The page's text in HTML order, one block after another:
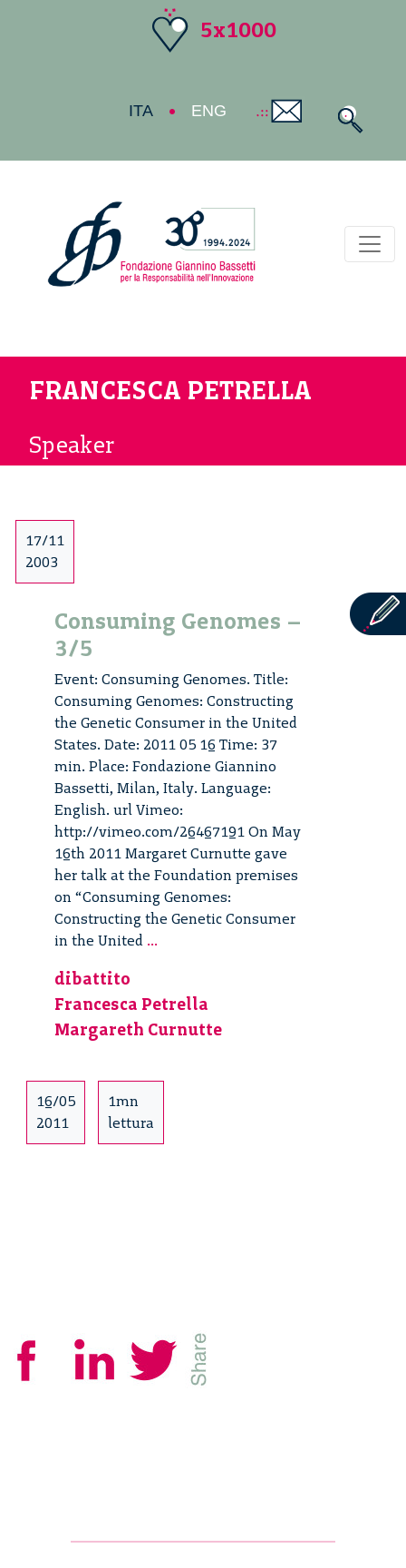
5x1000
ITA ENG
FRANCESCA PETRELLA
Speaker
17/11
2003
Consuming Genomes –
3/5
Event: Consuming Genomes. Title:
Consuming Genomes: Constructing
the Genetic Consumer in the United
States. Date: 2011 05 16 Time: 37
min. Place: Fondazione Giannino
Bassetti, Milan, Italy. Language:
English. url Vimeo:
http://vimeo.com/26467191 On May
16th 2011 Margaret Curnutte gave
her talk at the Foundation premises
on “Consuming Genomes:
Constructing the Genetic Consumer
in the United ...
3/5
dibattito
Francesca Petrella
Margareth Curnutte
16/05
2011
1mn
lettura